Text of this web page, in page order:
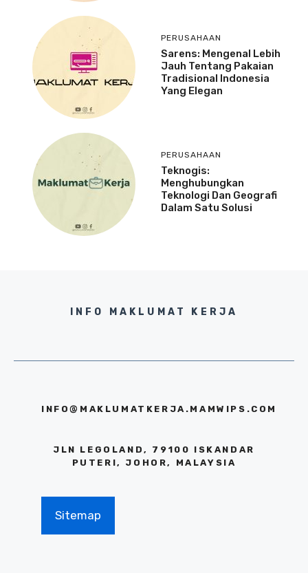
PERUSAHAAN
Sarens: Mengenal Lebih
Jauh Tentang Pakaian
Tradisional Indonesia
Yang Elegan
PERUSAHAAN
Teknogis:
Menghubungkan
Teknologi Dan Geografi
Dalam Satu Solusi
INFO MAKLUMAT KERJA
INFO@MAKLUMATKERJA.MAMWIPS.COM
JLN LEGOLAND, 79100 ISKANDAR
PUTERI, JOHOR, MALAYSIA
Sitemap